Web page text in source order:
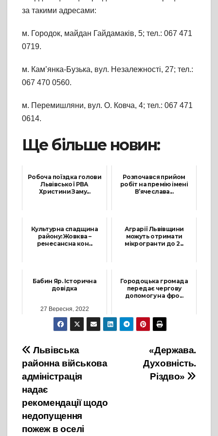
за такими адресами:
м. Городок, майдан Гайдамаків, 5; тел.: 067 471
0719.
м. Кам’янка-Бузька, вул. Незалежності, 27; тел.:
067 470 0560.
м. Перемишляни, вул. О. Ковча, 4; тел.: 067 471
0614.
Ще більше новин:
Робоча поїздка голови
Львівської РВА
Христини Заму...
Розпочався прийом
робіт на премію імені
В’ячеслава...
Культурна спадщина
району: Жовква –
ренесансна кон...
Аграрії Львівщини
можуть отримати
мікрогранти до 2...
Бабин Яр. Історична
довідка
27 Вересня, 2022
Городоцька громада
передає чергову
допомогу на фро...
17 Травня, 2024
Навігація
записів
«Держава.
Духовність.
Різдво»
Львівська
районна військова
адміністрація
надає
рекомендації щодо
недопущення
пожеж в оселі